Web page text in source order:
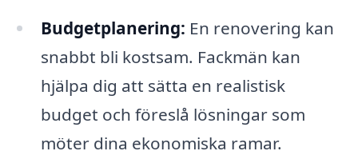
Budgetplanering: En renovering kan
snabbt bli kostsam. Fackmän kan
hjälpa dig att sätta en realistisk
budget och föreslå lösningar som
möter dina ekonomiska ramar.